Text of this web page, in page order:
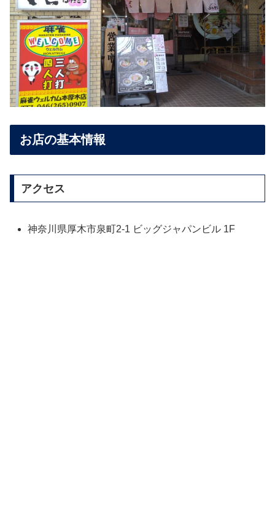
お店の基本情報
アクセス
神奈川県厚木市泉町2-1 ビッグジャパンビル 1F